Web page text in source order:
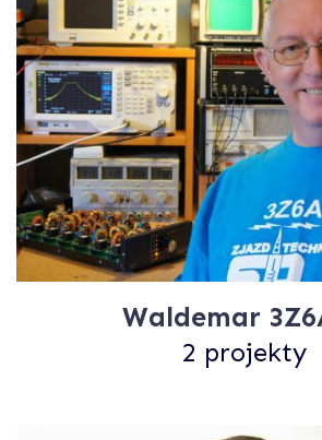
Waldemar
2 projekty